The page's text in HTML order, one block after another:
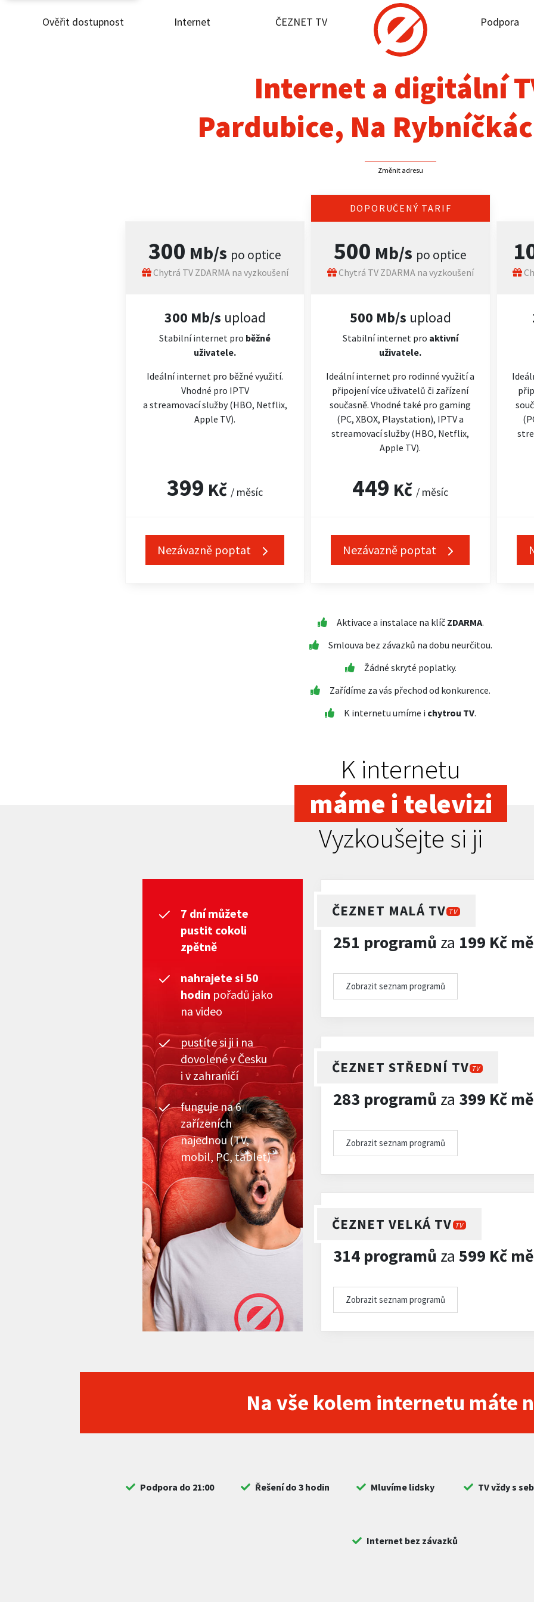
Ověřit dostupnost Internet ČEZNET TV Podpora
Internet
ČEZNET TV
Podpora
Internet a digitální
Pardubice, Na
Změnit adresu
300 Mb/s po optice
Chytrá TV ZDARMA na vyzkoušení
300 Mb/s upload
Stabilní internet pro běžné
uživatele.
Ideální internet pro běžné využití.
Vhodné pro IPTV
a streamovací služby (HBO, Netflix,
Apple TV).
399 Kč / měsíc
Nezávazně poptat
DOPORUČENÝ TARIF
500 Mb/s po optice
Chytrá TV ZDARMA na vyzkoušení
500 Mb/s upload
Stabilní internet pro aktivní
uživatele.
Ideální internet pro rodinné využití a
připojení více uživatelů či zařízení
současně. Vhodné také pro gaming
(PC, XBOX, Playstation), IPTV a
streamovací služby (HBO, Netflix,
Apple TV).
449 Kč / měsíc
Nezávazně poptat
Aktivace a instalace na klíč ZDARMA.
Smlouva bez závazků na dobu neurčitou.
Žádné skryté poplatky.
Zařídíme za vás přechod od konkurence.
K internetu umíme i chytrou TV.
K internetu
máme i televizi
Vyzkoušejte si ji
7 dní můžete
pustit cokoli
zpětně
nahrajete si 50
hodin pořadů jako
na video
pustíte si ji i na
dovolené v Česku
i v zahraničí
funguje na 6
zařízeních
najednou (TV,
mobil, PC, tablet)
ČEZNET MALÁ TV TV
251 programů za 199 Kč
Zobrazit seznam programů
ČEZNET STŘEDNÍ TV TV
283 programů za 399 Kč
Zobrazit seznam programů
ČEZNET VELKÁ TV TV
314 programů za 599 Kč
Zobrazit seznam programů
Na vše kolem internetu máte
Podpora do 21:00 Řešení do 3 hodin Mluvíme lidsky TV vždy s
Internet bez závazků